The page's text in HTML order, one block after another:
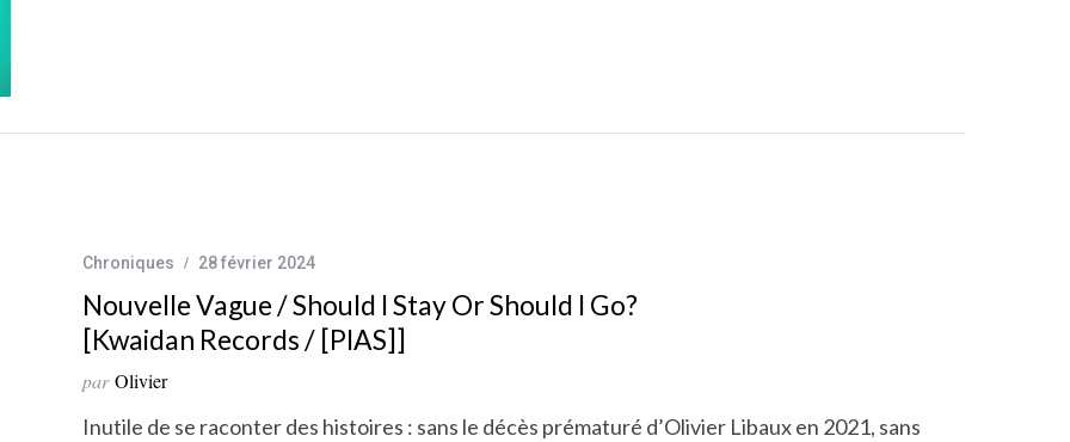
Chroniques 28 février 2024
Nouvelle Vague / Should I Stay Or Should I Go?
[Kwaidan Records / [PIAS]]
par Olivier
Inutile de se raconter des histoires : sans le décès prématuré d’Olivier Libaux en 2021, sans